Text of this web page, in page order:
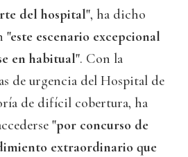
del hospital", ha dicho
"este escenario excepcional
en habitual". Con la
de urgencia del Hospital de
de difícil cobertura, ha
"por concurso de
extraordinario que